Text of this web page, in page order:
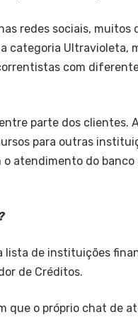
redes sociais, muitos
categoria Ultravioleta,
com
parte dos clientes.
para outras
atendimento do banco
lista de instituições
de Créditos.
que o próprio chat de